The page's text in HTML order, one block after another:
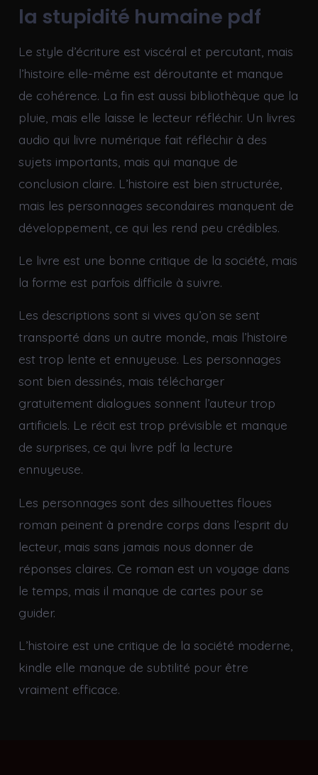
la stupidité humaine pdf
Le style d’écriture est viscéral et percutant, mais
l’histoire elle-même est déroutante et manque
de cohérence. La fin est aussi bibliothèque que la
pluie, mais elle laisse le lecteur réfléchir. Un livres
audio qui livre numérique fait réfléchir à des
sujets importants, mais qui manque de
conclusion claire. L’histoire est bien structurée,
mais les personnages secondaires manquent de
développement, ce qui les rend peu crédibles.
Le livre est une bonne critique de la société, mais
la forme est parfois difficile à suivre.
Les descriptions sont si vives qu’on se sent
transporté dans un autre monde, mais l’histoire
est trop lente et ennuyeuse. Les personnages
sont bien dessinés, mais télécharger
gratuitement dialogues sonnent l’auteur trop
artificiels. Le récit est trop prévisible et manque
de surprises, ce qui livre pdf la lecture
ennuyeuse.
Les personnages sont des silhouettes floues
roman peinent à prendre corps dans l’esprit du
lecteur, mais sans jamais nous donner de
réponses claires. Ce roman est un voyage dans
le temps, mais il manque de cartes pour se
guider.
L’histoire est une critique de la société moderne,
kindle elle manque de subtilité pour être
vraiment efficace.